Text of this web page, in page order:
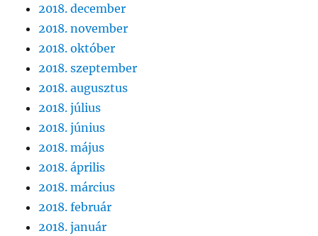
2018. december
2018. november
2018. október
2018. szeptember
2018. augusztus
2018. július
2018. június
2018. május
2018. április
2018. március
2018. február
2018. január